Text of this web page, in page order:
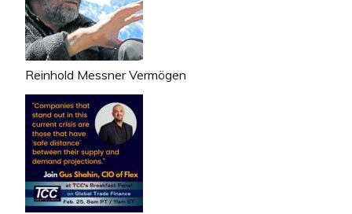
Reinhold Messner Vermögen